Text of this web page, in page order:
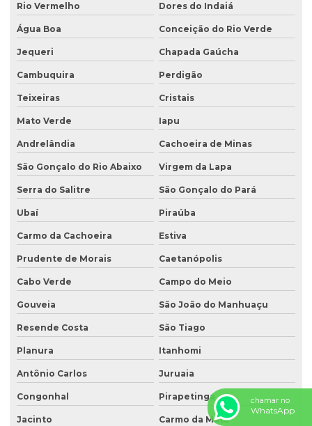
Rio Vermelho Dores do Indaiá
Água Boa Conceição do Rio Verde
Jequeri Chapada Gaúcha
Cambuquira Perdigão
Teixeiras Cristais
Mato Verde Iapu
Andrelândia Cachoeira de Minas
São Gonçalo do Rio Abaixo Virgem da Lapa
Serra do Salitre São Gonçalo do Pará
Ubaí Piraúba
Carmo da Cachoeira Estiva
Prudente de Morais Caetanópolis
Cabo Verde Campo do Meio
Gouveia São João do Manhuaçu
Resende Costa São Tiago
Planura Itanhomi
Antônio Carlos Juruaia
Congonhal Pirapetinga
Jacinto Carmo da Mata
chamar no
WhatsApp